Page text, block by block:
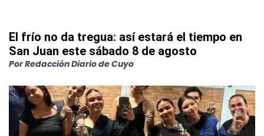
El frío no da tregua: así estará el tiempo en
San Juan este sábado 8 de agosto
PorRedacción Diario de Cuyo